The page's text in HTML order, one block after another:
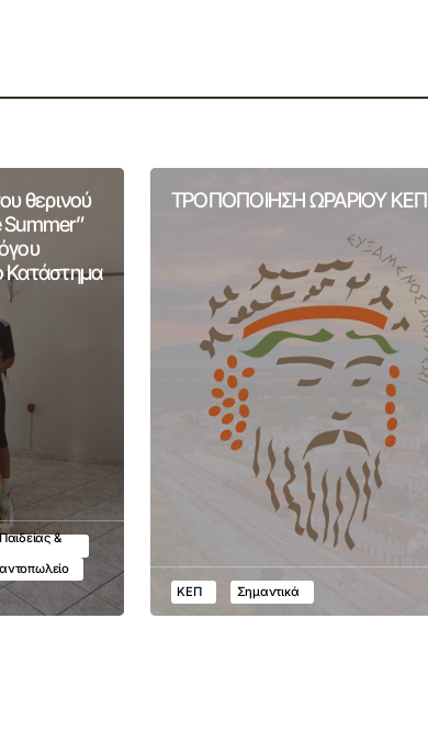
θερινού
Κατάστημα
&
ΤΡΟΠΟΠΟΙΗΣΗ ΩΡΑΡΙΟΥ ΚΕΠ
ΚΕΠ Σημαντικά